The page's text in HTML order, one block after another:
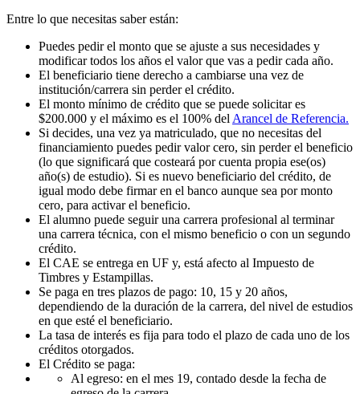
Entre lo que necesitas saber están:
Puedes pedir el monto que se ajuste a sus necesidades y
modificar todos los años el valor que vas a pedir cada año.
El beneficiario tiene derecho a cambiarse una vez de
institución/carrera sin perder el crédito.
El monto mínimo de crédito que se puede solicitar es
$200.000 y el máximo es el 100% del Arancel de Referencia.
Si decides, una vez ya matriculado, que no necesitas del
financiamiento puedes pedir valor cero, sin perder el beneficio
(lo que significará que costeará por cuenta propia ese(os)
año(s) de estudio). Si es nuevo beneficiario del crédito, de
igual modo debe firmar en el banco aunque sea por monto
cero, para activar el beneficio.
El alumno puede seguir una carrera profesional al terminar
una carrera técnica, con el mismo beneficio o con un segundo
crédito.
El CAE se entrega en UF y, está afecto al Impuesto de
Timbres y Estampillas.
Se paga en tres plazos de pago: 10, 15 y 20 años,
dependiendo de la duración de la carrera, del nivel de estudios
en que esté el beneficiario.
La tasa de interés es fija para todo el plazo de cada uno de los
créditos otorgados.
El Crédito se paga:
Al egreso: en el mes 19, contado desde la fecha de